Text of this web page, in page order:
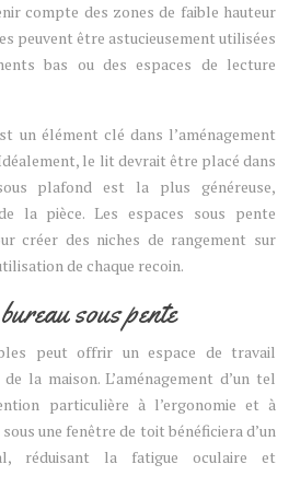
compte des zones de faible hauteur
peuvent être astucieusement utilisées
bas ou des espaces de lecture
un élément clé dans l’aménagement
le lit devrait être placé dans
plafond est la plus généreuse,
la pièce. Les espaces sous pente
créer des niches de rangement sur
de chaque recoin.
sous pente
peut offrir un espace de travail
la maison. L’aménagement d’un tel
particulière à l’ergonomie et à
une fenêtre de toit bénéficiera d’un
réduisant la fatigue oculaire et